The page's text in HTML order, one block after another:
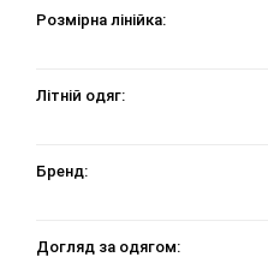
Розмірна лінійка:
Літній одяг:
Бренд:
Догляд за одягом: